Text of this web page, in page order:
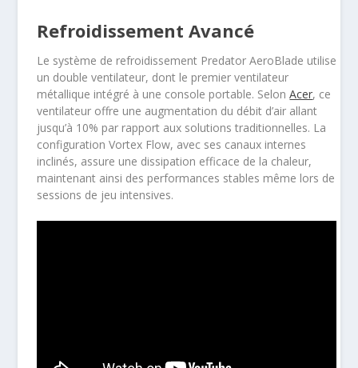
Refroidissement Avancé
Le système de refroidissement Predator AeroBlade utilise
un double ventilateur, dont le premier ventilateur
métallique intégré à une console portable. SelonAcer, ce
ventilateur offre une augmentation du débit d’air allant
jusqu’à 10% par rapport aux solutions traditionnelles. La
configuration Vortex Flow, avec ses canaux internes
inclinés, assure une dissipation efficace de la chaleur,
maintenant ainsi des performances stables même lors de
sessions de jeu intensives.